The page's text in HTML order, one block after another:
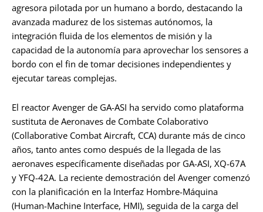
agresora pilotada por un humano a bordo, destacando la
avanzada madurez de los sistemas autónomos, la
integración fluida de los elementos de misión y la
capacidad de la autonomía para aprovechar los sensores a
bordo con el fin de tomar decisiones independientes y
ejecutar tareas complejas.
El reactor Avenger de GA-ASI ha servido como plataforma
sustituta de Aeronaves de Combate Colaborativo
(Collaborative Combat Aircraft, CCA) durante más de cinco
años, tanto antes como después de la llegada de las
aeronaves específicamente diseñadas por GA-ASI, XQ-67A
y YFQ-42A. La reciente demostración del Avenger comenzó
con la planificación en la Interfaz Hombre-Máquina
(Human-Machine Interface, HMI), seguida de la carga del